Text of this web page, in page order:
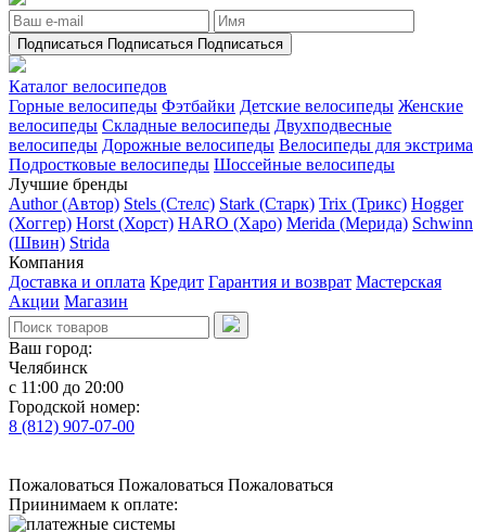
Подписаться Подписаться Подписаться
Каталог велосипедов
Горные велосипеды Фэтбайки Детские велосипеды Женские
велосипеды Складные велосипеды Двухподвесные
велосипеды Дорожные велосипеды Велосипеды для экстрима
Подростковые велосипеды Шоссейные велосипеды
Лучшие бренды
Author (Автор) Stels (Стелс) Stark (Старк) Trix (Трикс) Hogger
(Хоггер) Horst (Хорст) HARO (Харо) Merida (Мерида) Schwinn
(Швин) Strida
Компания
Доставка и оплата Кредит Гарантия и возврат Мастерская
Акции Магазин
Ваш город:
Челябинск
с 11:00 до 20:00
Городской номер:
8 (812) 907-07-00
Пожаловаться Пожаловаться Пожаловаться
Приинимаем к оплате: